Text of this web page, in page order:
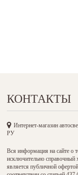
КОНТАКТЫ
Интернет-магазин
РУ
Вся информация на сайте о
исключительно справочный
является публичной